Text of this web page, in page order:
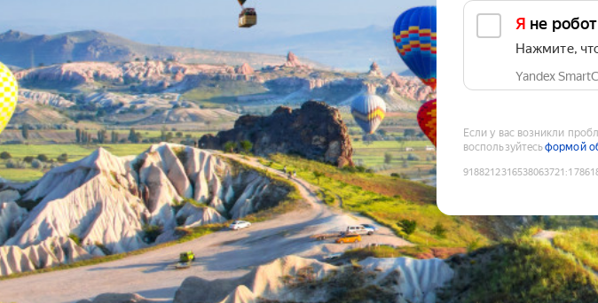
Я не робот
Нажмите,
Yandex
Если у вас возникли
воспользуйтесьформой
9188212316538063721 :